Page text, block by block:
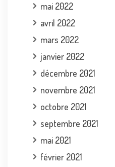
mai 2022
avril 2022
mars 2022
janvier 2022
décembre 2021
novembre 2021
octobre 2021
septembre 2021
mai 2021
février 2021